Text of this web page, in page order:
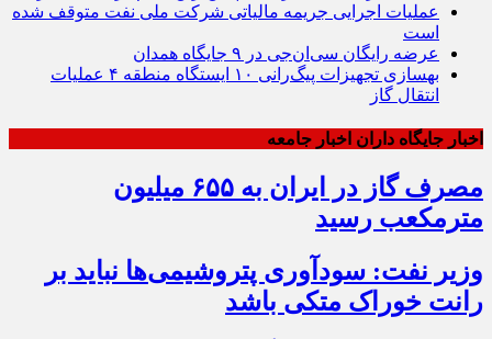
عملیات اجرایی جریمه مالیاتی شرکت ملی نفت متوقف شده
است
عرضه رایگان سی‌ان‌جی در ۹ جایگاه همدان
بهسازی تجهیزات پیگ‌رانی ۱۰ ایستگاه منطقه ۴ عملیات
انتقال گاز
اخبار جایگاه داران اخبار جامعه
مصرف گاز در ایران به ۶۵۵ میلیون
مترمکعب رسید
وزیر نفت: سودآوری پتروشیمی‌ها نباید بر
رانت خوراک متکی باشد